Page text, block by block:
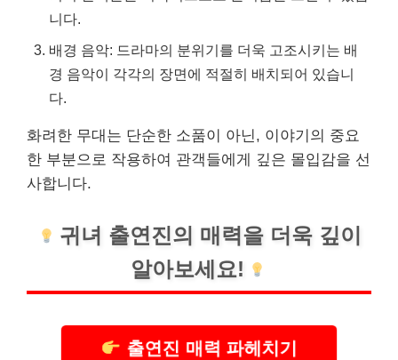
니다.
배경 음악: 드라마의 분위기를 더욱 고조시키는 배
경 음악이 각각의 장면에 적절히 배치되어 있습니
다.
화려한 무대는 단순한 소품이 아닌, 이야기의 중요
한 부분으로 작용하여 관객들에게 깊은 몰입감을 선
사합니다.
귀녀 출연진의 매력을 더욱 깊이
알아보세요!
출연진 매력 파헤치기